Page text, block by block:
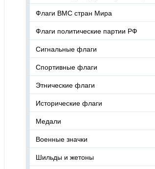
Флаги ВМС стран Мира
Флаги политические партии РФ
Сигнальные флаги
Спортивные флаги
Этнические флаги
Исторические флаги
Медали
Военные значки
Шильды и жетоны